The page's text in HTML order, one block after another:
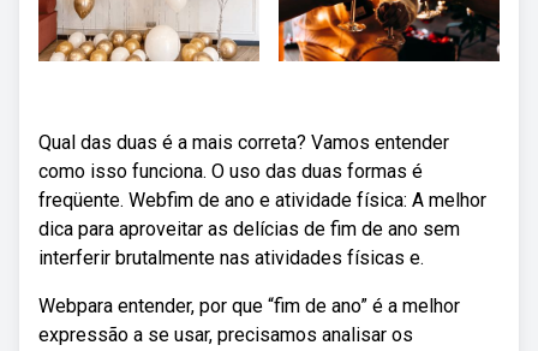
Qual das duas é a mais correta? Vamos entender
como isso funciona. O uso das duas formas é
freqüente. Webfim de ano e atividade física: A melhor
dica para aproveitar as delícias de fim de ano sem
interferir brutalmente nas atividades físicas e.
Webpara entender, por que “fim de ano” é a melhor
expressão a se usar, precisamos analisar os